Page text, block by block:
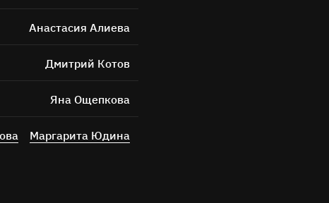
Анастасия Алиева
Дмитрий Котов
Яна Ощепкова
Маргарита Юдина